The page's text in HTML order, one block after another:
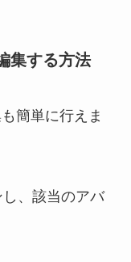
集する方法
簡単に行えま
、該当のアバ